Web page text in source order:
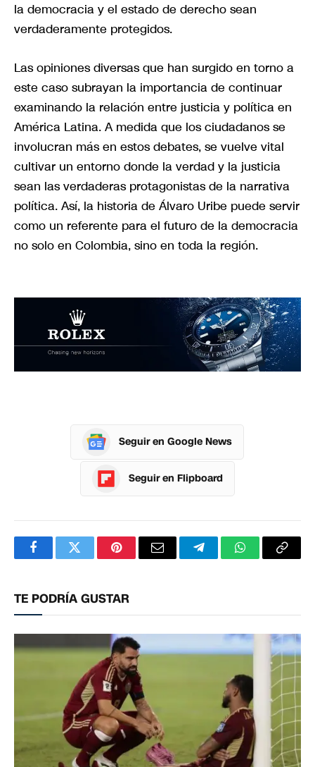
la democracia y el estado de derecho sean
verdaderamente protegidos.
Las opiniones diversas que han surgido en torno a
este caso subrayan la importancia de continuar
examinando la relación entre justicia y política en
América Latina. A medida que los ciudadanos se
involucran más en estos debates, se vuelve vital
cultivar un entorno donde la verdad y la justicia
sean las verdaderas protagonistas de la narrativa
política. Así, la historia de Álvaro Uribe puede servir
como un referente para el futuro de la democracia
no solo en Colombia, sino en toda la región.
Seguir en Google News
Seguir en Flipboard
FacebookTwitterPinterestCorreoTelegramWhatsApp
TE PODRÍA GUSTAR